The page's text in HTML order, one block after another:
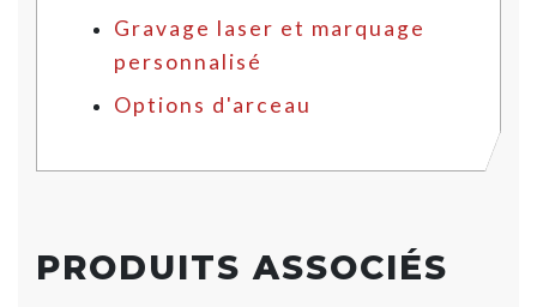
Gravage laser et marquage
personnalisé
Options d'arceau
PRODUITS ASSOCIÉS